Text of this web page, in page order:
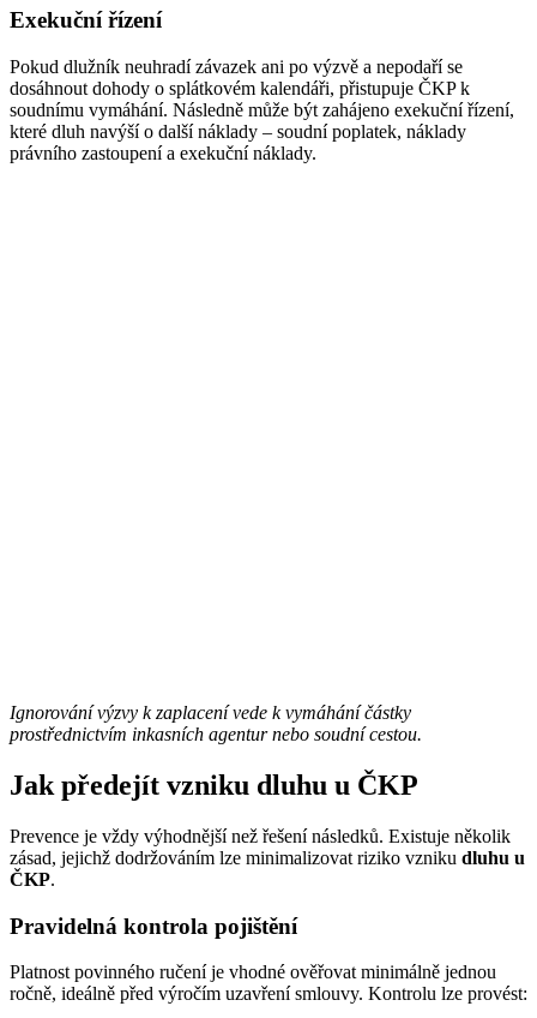
Exekuční řízení
Pokud dlužník neuhradí závazek ani po výzvě a nepodaří se
dosáhnout dohody o splátkovém kalendáři, přistupuje ČKP k
soudnímu vymáhání. Následně může být zahájeno exekuční řízení,
které dluh navýší o další náklady – soudní poplatek, náklady
právního zastoupení a exekuční náklady.
Ignorování výzvy k zaplacení vede k vymáhání částky
prostřednictvím inkasních agentur nebo soudní cestou.
Jak předejít vzniku dluhu u ČKP
Prevence je vždy výhodnější než řešení následků. Existuje několik
zásad, jejichž dodržováním lze minimalizovat riziko vzniku dluhu u
ČKP.
Pravidelná kontrola pojištění
Platnost povinného ručení je vhodné ověřovat minimálně jednou
ročně, ideálně před výročím uzavření smlouvy. Kontrolu lze provést: